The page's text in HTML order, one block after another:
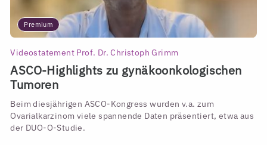
Premium
Videostatement Prof. Dr. Christoph Grimm
ASCO-Highlights zu gynäkoonkologischen
Tumoren
Beim diesjährigen ASCO-Kongress wurden v.a. zum
Ovarialkarzinom viele spannende Daten präsentiert, etwa aus
der DUO-O-Studie.